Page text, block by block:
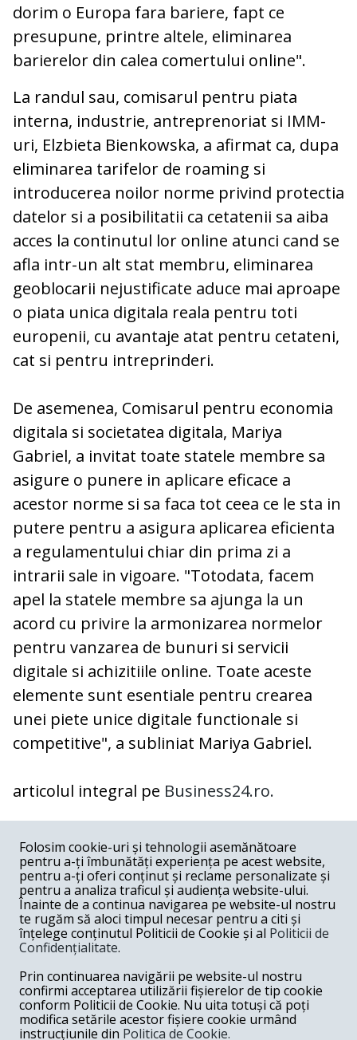
dorim o Europa fara bariere, fapt ce
presupune, printre altele, eliminarea
barierelor din calea comertului online".
La randul sau, comisarul pentru piata
interna, industrie, antreprenoriat si IMM-
uri, Elzbieta Bienkowska, a afirmat ca, dupa
eliminarea tarifelor de roaming si
introducerea noilor norme privind protectia
datelor si a posibilitatii ca cetatenii sa aiba
acces la continutul lor online atunci cand se
afla intr-un alt stat membru, eliminarea
geoblocarii nejustificate aduce mai aproape
o piata unica digitala reala pentru toti
europenii, cu avantaje atat pentru cetateni,
cat si pentru intreprinderi.
De asemenea, Comisarul pentru economia
digitala si societatea digitala, Mariya
Gabriel, a invitat toate statele membre sa
asigure o punere in aplicare eficace a
acestor norme si sa faca tot ceea ce le sta in
putere pentru a asigura aplicarea eficienta
a regulamentului chiar din prima zi a
intrarii sale in vigoare. "Totodata, facem
apel la statele membre sa ajunga la un
acord cu privire la armonizarea normelor
pentru vanzarea de bunuri si servicii
digitale si achizitiile online. Toate aceste
elemente sunt esentiale pentru crearea
unei piete unice digitale functionale si
competitive", a subliniat Mariya Gabriel.
articolul integral pe Business24.ro.
COMENTARII
Nume
Email
Folosim cookie-uri și tehnologii asemănătoare
pentru a-ți îmbunătăți experiența pe acest website,
pentru a-ți oferi conținut și reclame personalizate și
pentru a analiza traficul și audiența website-ului.
Înainte de a continua navigarea pe website-ul nostru
te rugăm să aloci timpul necesar pentru a citi și
înțelege conținutul Politicii de Cookie și al Politicii de
Confidențialitate.
Prin continuarea navigării pe website-ul nostru
confirmi acceptarea utilizării fișierelor de tip cookie
conform Politicii de Cookie. Nu uita totuși că poți
modifica setările acestor fișiere cookie urmând
instrucțiunile din Politica de Cookie.